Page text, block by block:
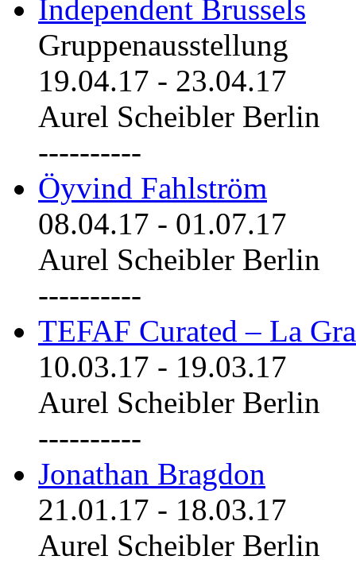
Independent Brussels
Gruppenausstellung
19.04.17 - 23.04.17
Aurel Scheibler Berlin
----------
Öyvind Fahlström
08.04.17 - 01.07.17
Aurel Scheibler Berlin
----------
TEFAF Curated – La
10.03.17 - 19.03.17
Aurel Scheibler Berlin
----------
Jonathan Bragdon
21.01.17 - 18.03.17
Aurel Scheibler Berlin